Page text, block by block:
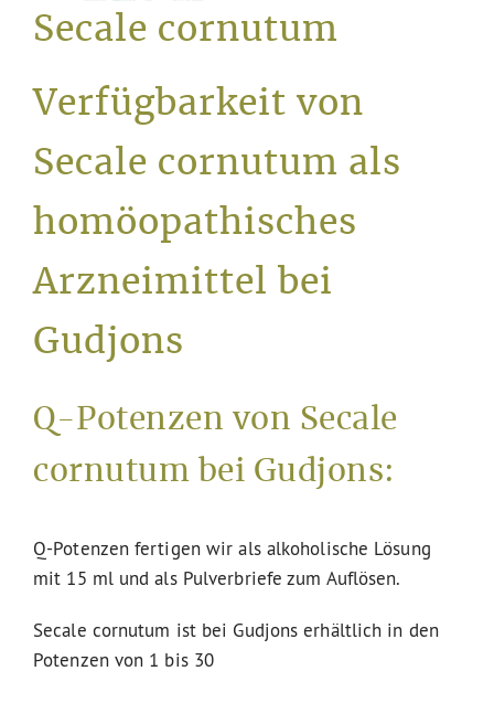
Secale cornutum
Verfügbarkeit von
Secale cornutum als
homöopathisches
Arzneimittel bei
Gudjons
Q-Potenzen von Secale
cornutum bei Gudjons:
Q-Potenzen fertigen wir als alkoholische Lösung
mit 15 ml und als Pulverbriefe zum Auflösen.
Secale cornutum ist bei Gudjons erhältlich in den
Potenzen von 1 bis 30